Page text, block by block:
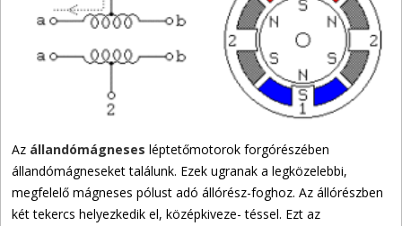
Az állandómágneses léptetőmotorok forgórészében
állandómágneseket találunk. Ezek ugranak a legközelebbi,
megfelelő mágneses pólust adó állórész-foghoz. Az állórészben
két tekercs helyezkedik el, középkiveze- téssel. Ezt az